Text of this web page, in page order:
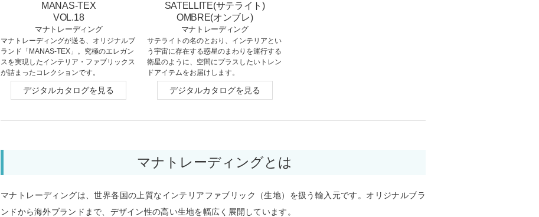
MANAS-TEX
VOL.18
マナトレーディング
マナトレーディングが送る、オリジナルブ
ランド「MANAS-TEX」。究極のエレガン
スを実現したインテリア・ファブリックス
が詰まったコレクションです。
デジタルカタログを見る
SATELLITE(サテライト)
OMBRE(オンブレ)
マナトレーディング
サテライトの名のとおり、インテリアとい
う宇宙に存在する惑星のまわりを運行する
衛星のように、空間にプラスしたいトレン
ドアイテムをお届けします。
デジタルカタログを見る
マナトレーディングとは
マナトレーディングは、世界各国の上質なインテリアファブリック（生地）を扱う輸入元です。オリジナルブラ
ンドから海外ブランドまで、デザイン性の高い生地を幅広く展開しています。